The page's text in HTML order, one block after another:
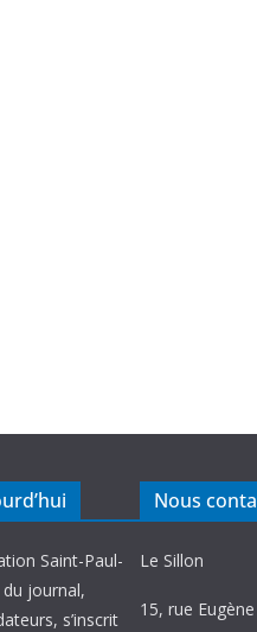
Saint-Paul-
journal,
s’inscrit
Nous
Le Sillon
15, rue